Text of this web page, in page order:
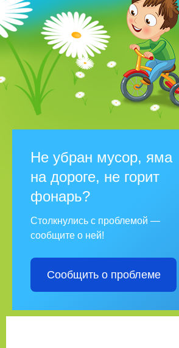
Не убран мусор, яма
на дороге, не горит
фонарь?
Столкнулись с проблемой —
сообщите о ней!
Сообщить о проблеме